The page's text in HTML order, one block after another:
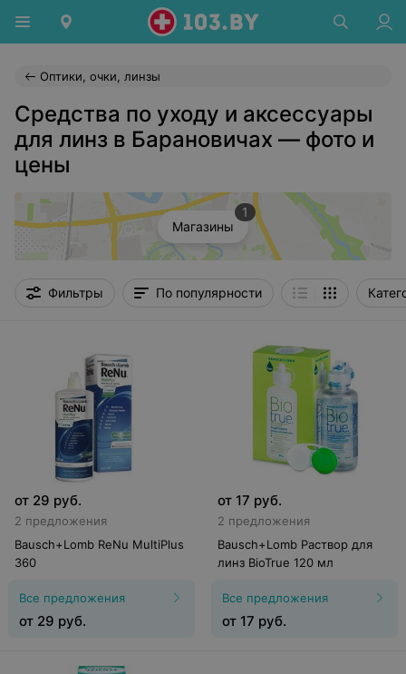
Оптики, очки, линзы
Средства по уходу и аксессуары
для линз в Барановичах — фото и
цены
Магазины
1
Фильтры По популярности
от 29 руб.
2 предложения
Bausch+Lomb ReNu MultiPlus
360
Все предложения
от 29 руб.
от 17 руб.
2 предложения
Bausch+Lomb Раствор для
линз BioTrue 120 мл
Все предложения
от 17 руб.